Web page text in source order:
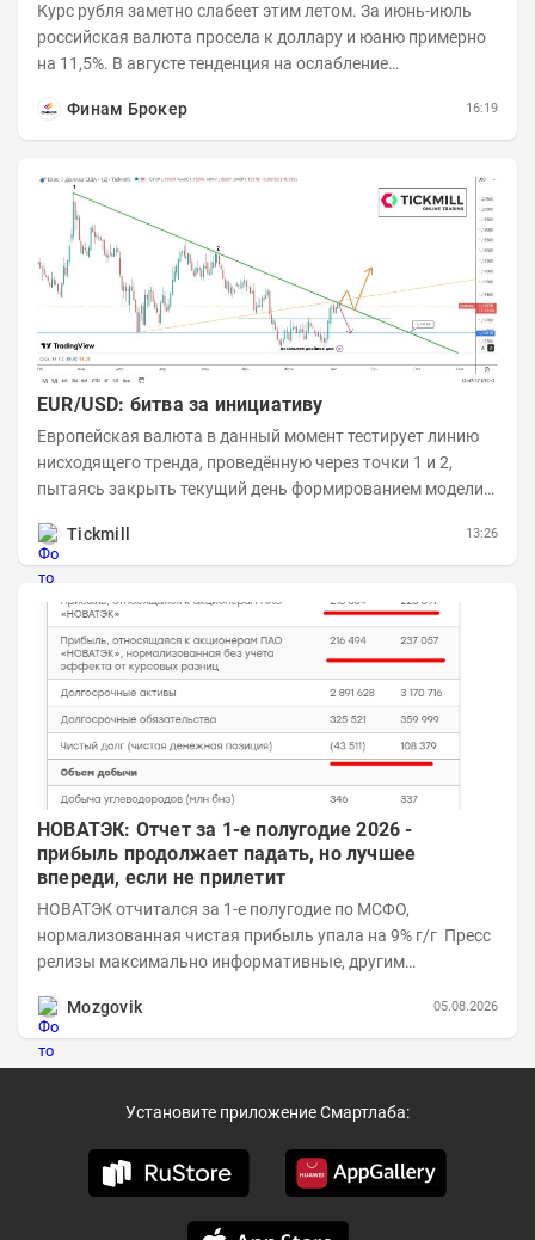
Курс рубля заметно слабеет этим летом. За июнь-июль
российская валюта просела к доллару и юаню примерно
на 11,5%. В августе тенденция на ослабление
Финам Брокер
16:19
EUR/USD: битва за инициативу
Европейская валюта в данный момент тестирует линию
нисходящего тренда, проведённую через точки 1 и 2,
пытаясь закрыть текущий день формированием модели
Tickmill
13:26
НОВАТЭК: Отчет за 1-е полугодие 2026 -
прибыль продолжает падать, но лучшее
впереди, если не прилетит
НОВАТЭК отчитался за 1-е полугодие по МСФО,
нормализованная чистая прибыль упала на 9% г/г Пресс
релизы максимально информативные, другим
Mozgovik
05.08.2026
Установите приложение Смартлаба: